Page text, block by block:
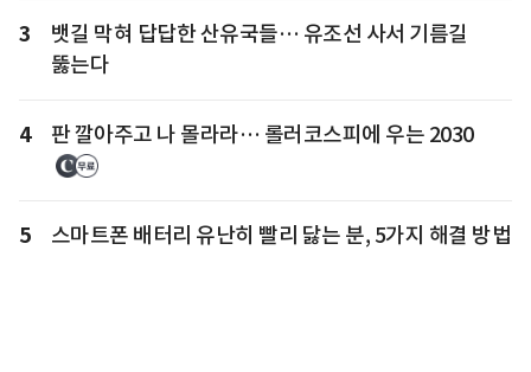
3
뱃길 막혀 답답한 산유국들… 유조선 사서 기름길
뚫는다
4 판 깔아주고 나 몰라라… 롤러코스피에 우는 2030
5 스마트폰 배터리 유난히 빨리 닳는 분, 5가지 해결 방법